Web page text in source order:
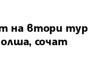
на втори тур
сочат